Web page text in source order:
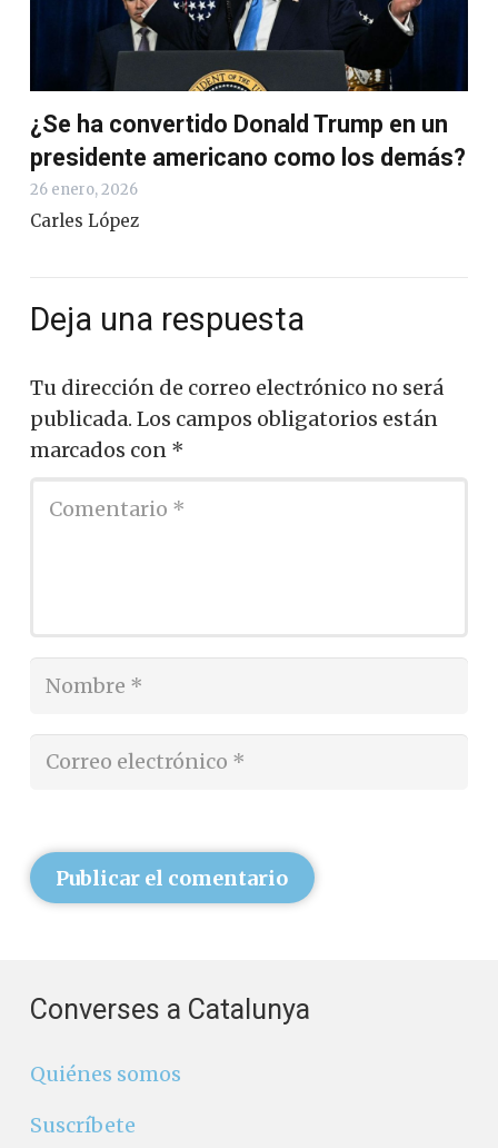
¿Se ha convertido Donald Trump en un
presidente americano como los demás?
26 enero, 2026
Carles López
Deja una respuesta
Tu dirección de correo electrónico no será
publicada. Los campos obligatorios están
marcados con *
Publicar el comentario
Converses a Catalunya
Quiénes somos
Suscríbete